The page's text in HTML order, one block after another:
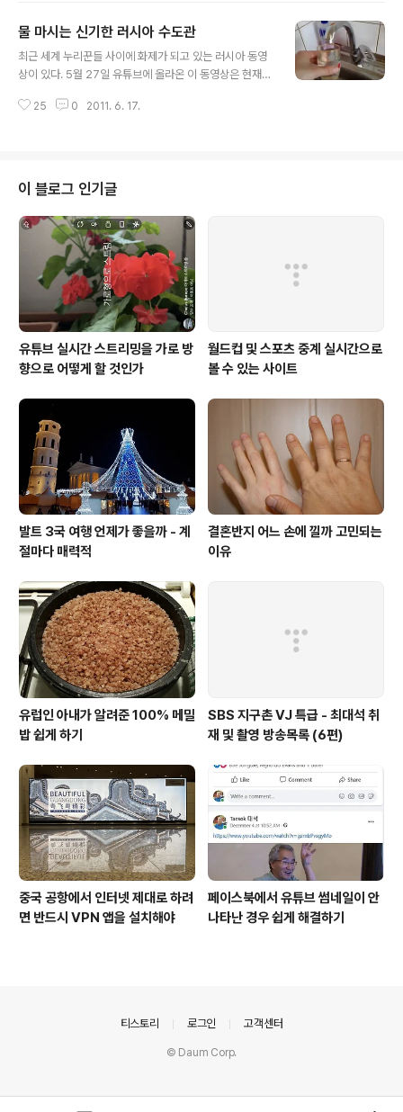
가 짓는 소리인 멍멍을 낼 수 없을까? 최근 러시아에서 촬
영된 동영상에 의하면 고양이도 멍멍거릴 수 있음을 알 수
있다. 러시아를 비롯한 유럽, 북미 누리꾼들 사이에 급속도
영상 정지 화면 윗창문에 열려있는 공기창에 고양이가 올
물 마시는 신기한 러시아 수도관
최근 세계 누리꾼들 사이에 화제가 되고 있는 러시아 동영
상이 있다. 5월 27일 유튜브에 올라온 이 동영상은 현재
도관이 무엇인가? 물이 필요할 때 수도관을 열면 물이 쏴하
뿜어야 할 수도관이 오히려 물을 마셔버리다니!!!! 참으로
신기하다. 소련시대를 겪은 리투아니아인 아내의 설명을
들으니 조금 이해가 되었다. 아파트 전체 수도 단수를 한다
고 벨브를 잠그놓을 경우, 부엌에 있는 수도관을 열면 물은
나오지 않고 쐐~~하는 소리가 들린다. 그때 수도관의 공기
흡입력으로 인해 컵에..
25 0 2011. 6. 17.
이 블로그 인기글
유튜브 실시간 스트리밍을 가로 방
향으로 어떻게 할 것인가
월드컵 및 스포츠 중계 실시간으로
볼 수 있는 사이트
발트 3국 여행 언제가 좋을까 - 계
절마다 매력적
결혼반지 어느 손에 낄까 고민되는
이유
유럽인 아내가 알려준 100% 메밀
밥 쉽게 하기
SBS 지구촌 VJ 특급 - 최대석 취
재 및 촬영 방송목록 (6편)
중국 공항에서 인터넷 제대로 하려
면 반드시 VPN 앱을 설치해야
페이스북에서 유튜브 썸네일이 안
나타난 경우 쉽게 해결하기
티스토리 로그인 고객센터
© Daum Corp.